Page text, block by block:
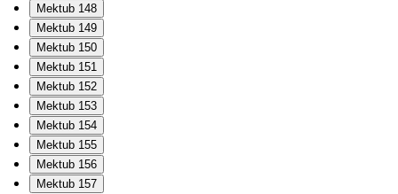
Mektub 148
Mektub 149
Mektub 150
Mektub 151
Mektub 152
Mektub 153
Mektub 154
Mektub 155
Mektub 156
Mektub 157